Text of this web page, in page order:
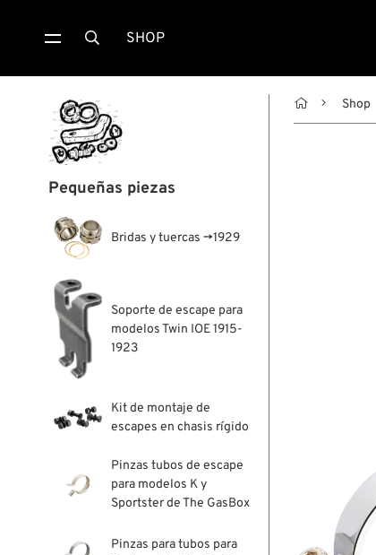
 SHOP
Pequeñas piezas
Bridas y tuercas →1929
Soporte de escape para
modelos Twin IOE 1915-
1923
Kit de montaje de
escapes en chasis rígido
Pinzas tubos de escape
para modelos K y
Sportster de The GasBox
Pinzas para tubos para
 Shop